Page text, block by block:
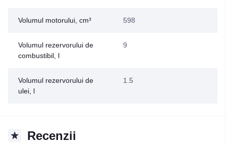
Volumul motorului, cm³ 598
Volumul rezervorului de
combustibil, l
9
Volumul rezervorului de
ulei, l
1.5
Recenzii